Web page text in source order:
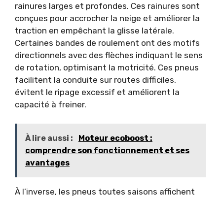
rainures larges et profondes. Ces rainures sont
conçues pour accrocher la neige et améliorer la
traction en empêchant la glisse latérale.
Certaines bandes de roulement ont des motifs
directionnels avec des flèches indiquant le sens
de rotation, optimisant la motricité. Ces pneus
facilitent la conduite sur routes difficiles,
évitent le ripage excessif et améliorent la
capacité à freiner.
À lire aussi :
Moteur ecoboost :
comprendre son fonctionnement et ses
avantages
À l’inverse, les pneus toutes saisons affichent